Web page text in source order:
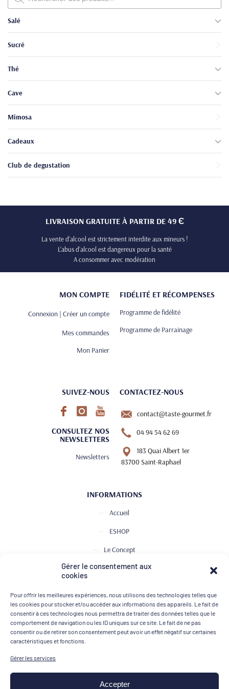
Gérer le consentement aux
cookies
Pour offrir les meilleures expériences, nous utilisons des technologies telles que
les cookies pour stocker et/ou accéder aux informations des appareils. Le fait de
consentir à ces technologies nous permettra de traiter des données telles que le
comportement de navigation ou les ID uniques sur ce site. Le fait de ne pas
consentir ou de retirer son consentement peut avoir un effet négatif sur certaines
caractéristiques et fonctions.
Gérer les services
Accepter
produits
Salé
Sucré
Thé
Cave
Mimosa
Cadeaux
Club de degustation
LIVRAISON GRATUITE À PARTIR DE 49 Є
La vente d’alcool est strictement interdite aux mineurs !
L’abus d’alcool est dangereux pour la santé
A consommer avec modération
MON COMPTE
Connexion | Créer un compte
Mes commandes
Mon Panier
FIDÉLITÉ ET RÉCOMPENSES
Programme de fidélité
Programme de Parrainage
SUIVEZ-NOUS
CONSULTEZ NOS
NEWSLETTERS
Newsletters
CONTACTEZ-NOUS
contact@taste-gourmet.fr
04 94 54 62 69
183 Quai Albert 1er
83700 Saint-Raphael
INFORMATIONS
Accueil
ESHOP
Le Concept
Club de Dégustation
Contact
MOYENS DE PAIEMENT